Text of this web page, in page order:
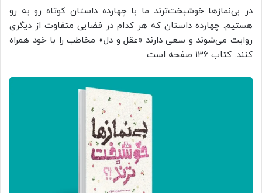
در بی‌نمازها خوشبخت‌ترند ما با چهارده داستان کوتاه رو به رو
هستیم. چهارده داستان که هر کدام در فضایی متفاوت از دیگری
روایت می‌شوند و سعی دارند «عقل و دل» مخاطب را با خود همراه
کنند. کتاب ۱۳۶ صفحه است.